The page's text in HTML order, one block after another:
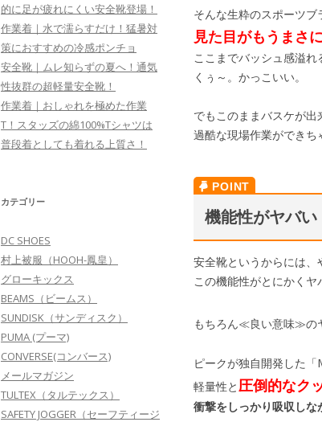
そんな生粋のスポーツブ
見た目がもうまさ
ここまでバッシュ感溢れ
くぅ～。かっこいい。
でもこのままバスケが出
過酷な現場作業ができち
機能性がヤバい
安全靴というからには、
この機能性がとにかくヤ
もちろん≪良い意味≫の
ピークが独自開発した「
軽量性と圧倒的なク
衝撃をしっかり吸収しな
的に足が疲れにくい安全靴登場！
作業着｜水で濡らすだけ！猛暑対
策におすすめの冷感ポンチョ
安全靴｜ムレ知らずの夏へ！通気
性抜群の超軽量安全靴！
作業着｜おしゃれを極めた作業
T！スタッズの綿100%Tシャツは
普段着としても着れる上質さ！
カテゴリー
DC SHOES
村上被服（HOOH-鳳皇）
グローキックス
BEAMS（ビームス）
SUNDISK（サンディスク）
PUMA (プーマ)
CONVERSE(コンバース)
メールマガジン
TULTEX（タルテックス）
SAFETY JOGGER（セーフティージ